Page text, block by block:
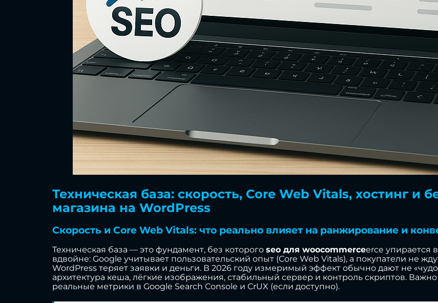
Техническая база: скорость, Core Web Vitals, хостинг и
магазина на WordPress
Скорость и Core Web Vitals: что реально влияет на ранжирование и
Техническая база — это фундамент, без которого seo для woocommerceerce упирается
вдвойне: Google учитывает пользовательский опыт (Core Web Vitals), а покупатели не
WordPress теряет заявки и деньги. В 2026 году измеримый эффект обычно дают не
архитектура кеша, лёгкие изображения, стабильный сервер и контроль скриптов. Важно
реальные метрики в Google Search Console и CrUX (если доступно).